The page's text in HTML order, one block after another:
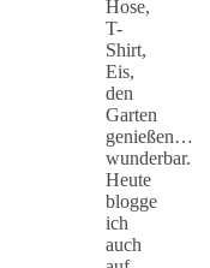
Hose,
T-
Shirt,
Eis,
den
Garten
genießen…
wunderbar.
Heute
blogge
ich
auch